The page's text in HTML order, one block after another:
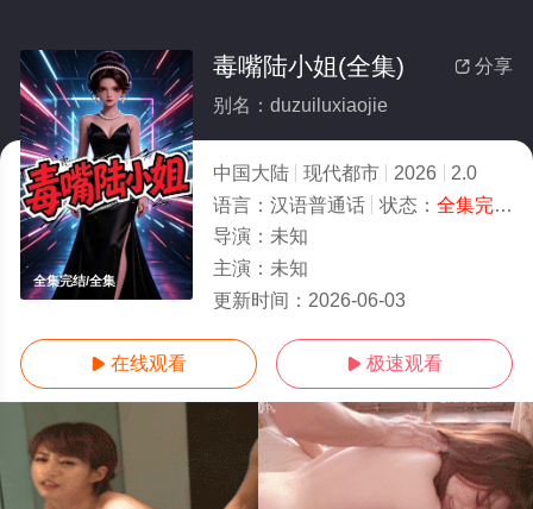
全集完结/全集
 分享
毒嘴陆小姐(全集)
别名：duzuiluxiaojie
中国大陆 现代都市 2026
2.0
语言： 汉语普通话 状态： 全集完结
导演： 未知
主演： 未知
更新时间： 2026-06-03
 在线观看  极速观看